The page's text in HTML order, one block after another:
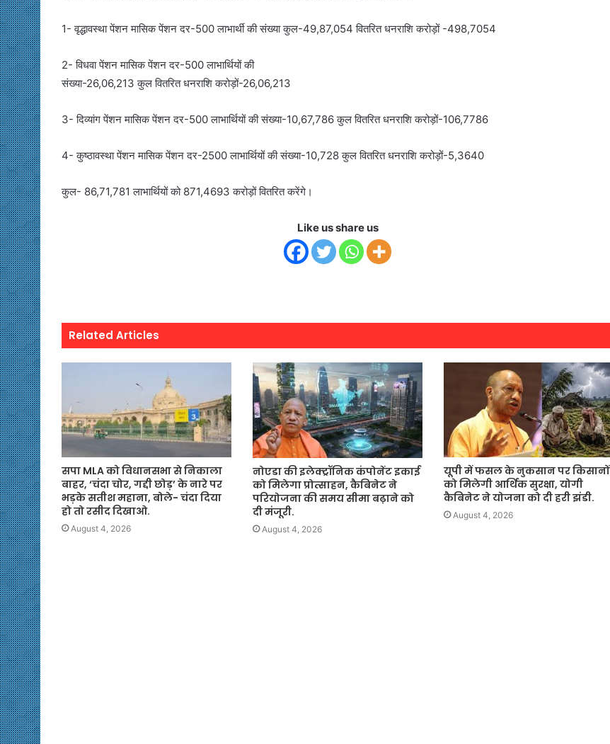
1- वृद्धावस्था पेंशन मासिक पेंशन दर-500 लाभार्थी की संख्या कुल-49,87,054 वितरित धनराशि करोड़ों -498,7054
2- विधवा पेंशन मासिक पेंशन दर-500 लाभार्थियों की
संख्या-26,06,213 कुल वितरित धनराशि करोड़ों-26,06,213
3- दिव्यांग पेंशन मासिक पेंशन दर-500 लाभार्थियों की संख्या-10,67,786 कुल वितरित धनराशि करोड़ों-106,7786
4- कुष्ठावस्था पेंशन मासिक पेंशन दर-2500 लाभार्थियों की संख्या-10,728 कुल वितरित धनराशि करोड़ों-5,3640
कुल- 86,71,781 लाभार्थियों को 871,4693 करोड़ों वितरित करेंगे।
Like us share us
Related Articles
सपा MLA को विधानसभा से निकाला
बाहर, ‘चंदा चोर, गद्दी छोड़’ के नारे पर
भड़के सतीश महाना, बोले- चंदा दिया
हो तो रसीद दिखाओ.
August 4, 2026
नोएडा की इलेक्ट्रॉनिक कंपोनेंट इकाई
को मिलेगा प्रोत्साहन, कैबिनेट ने
परियोजना की समय सीमा बढ़ाने को
दी मंजूरी.
August 4, 2026
यूपी में फसल के नुकसान पर किसानों
को मिलेगी आर्थिक सुरक्षा, योगी
कैबिनेट ने योजना को दी हरी झंडी.
August 4, 2026